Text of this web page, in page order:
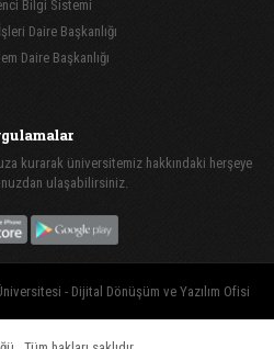
Bilgi Sistemi
Daire Başkanlığı
Daire Başkanlığı
kurarak üniversitemiz hakkındaki herşeye
ulaşabilirsiniz.
- Dijital Dönüşüm ve Yazılım Ofisi